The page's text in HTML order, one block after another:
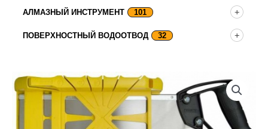
АЛМАЗНЫЙ ИНСТРУМЕНТ 101
ПОВЕРХНОСТНЫЙ ВОДООТВОД 32